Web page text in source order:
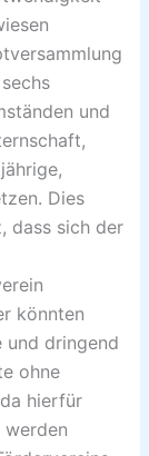
und
Dies
dass sich der
könnten
dringend
ohne
hierfür
werden